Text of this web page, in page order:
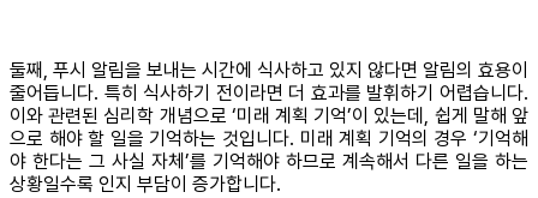
둘째, 푸시 알림을 보내는 시간에 식사하고 있지 않다면 알림의 효용이
줄어듭니다. 특히 식사하기 전이라면 더 효과를 발휘하기 어렵습니다.
이와 관련된 심리학 개념으로 ‘미래 계획 기억’이 있는데, 쉽게 말해 앞
으로 해야 할 일을 기억하는 것입니다. 미래 계획 기억의 경우 ‘기억해
야 한다는 그 사실 자체’를 기억해야 하므로 계속해서 다른 일을 하는
상황일수록 인지 부담이 증가합니다.